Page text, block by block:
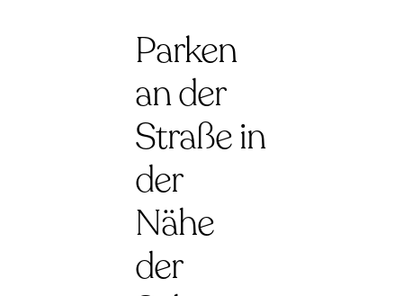
Parken
an der
Straße in
der
Nähe
der